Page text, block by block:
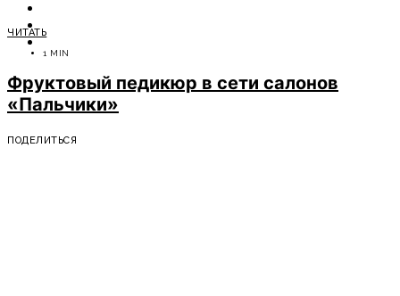
ЧИТАТЬ
1 MIN
Фруктовый педикюр в сети салонов
«Пальчики»
ПОДЕЛИТЬСЯ